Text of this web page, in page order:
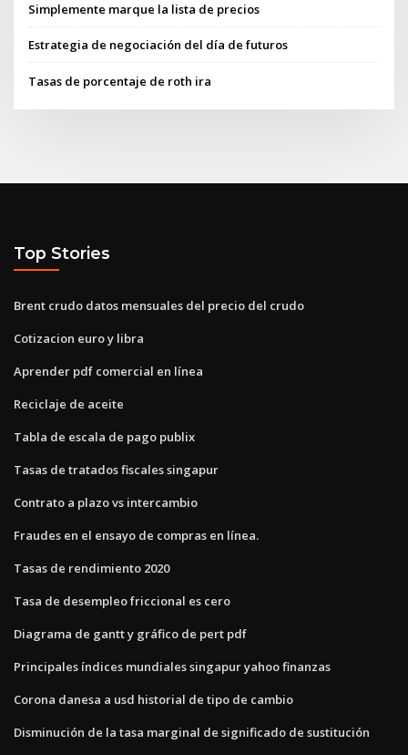
Simplemente marque la lista de precios
Estrategia de negociación del día de futuros
Tasas de porcentaje de roth ira
Top Stories
Brent crudo datos mensuales del precio del crudo
Cotizacion euro y libra
Aprender pdf comercial en línea
Reciclaje de aceite
Tabla de escala de pago publix
Tasas de tratados fiscales singapur
Contrato a plazo vs intercambio
Fraudes en el ensayo de compras en línea.
Tasas de rendimiento 2020
Tasa de desempleo friccional es cero
Diagrama de gantt y gráfico de pert pdf
Principales índices mundiales singapur yahoo finanzas
Corona danesa a usd historial de tipo de cambio
Disminución de la tasa marginal de significado de sustitución